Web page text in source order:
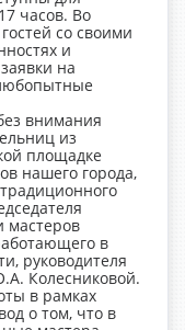
часов. Во
со своими
и
на
внимания
из
площадке
нашего города,
мастеров
в
руководителя
Колесниковой.
в рамках
о том, что в